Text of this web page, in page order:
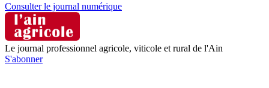
Consulter le journal numérique
Le journal professionnel agricole, viticole et rural de l'Ain
S'abonner